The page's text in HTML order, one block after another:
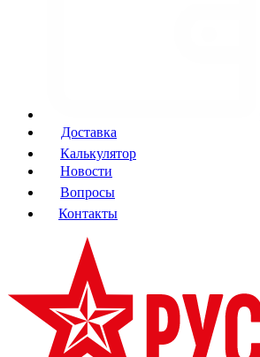
Доставка
Калькулятор
Новости
Вопросы
Контакты